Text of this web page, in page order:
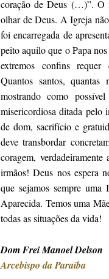
coração de Deus (…)”. O
olhar de Deus. A Igreja
foi encarregada de
peito aquilo que o Papa
extremos confins requer
Quantos santos,
mostrando como
misericordiosa ditada pelo
de dom, sacrifício e
deve transbordar
coragem,
irmãos! Deus nos espera
que sejamos sempre
Aparecida. Temos uma
todas as situações da vida!
Dom Frei Manoel Delson
Arcebispo da Paraíba